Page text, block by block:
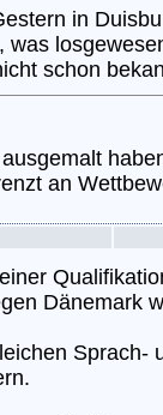
in
was
schon
an
Dänemark
Sprach-